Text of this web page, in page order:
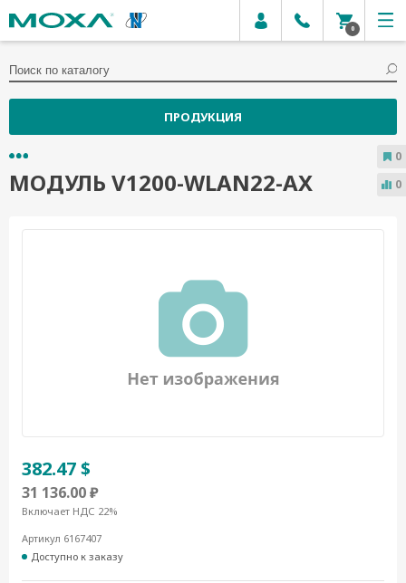
0
ПРОДУКЦИЯ
МОДУЛЬ V1200-WLAN22-AX
382.47 $
31 136.00 ₽
Включает НДС 22%
Артикул 6167407
Доступно к заказу
0
0